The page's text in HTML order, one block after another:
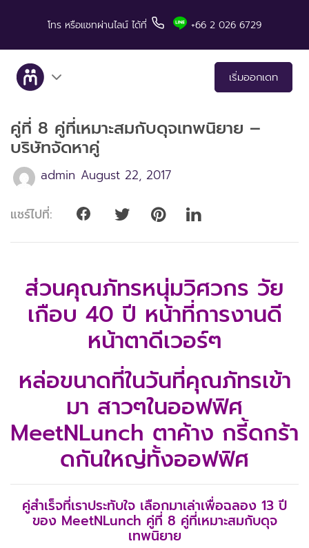
โทร หรือแชทผ่านไลน์ ได้ที่ +66 2 026 6729
เริ่มออกเดท
เกี่ยวกับเรา
บริการ
มีทแอนด์ลันช์ในสื่อต่างๆ
เคล็ดลับสำหรับการเดท
แอพมือถือ
คู่ที่ 8 คู่ที่เหมาะสมกับดุจเทพนิยาย –
บริษัทจัดหาคู่
admin August 22, 2017
แชร์ไปที่:
ส่วนคุณภัทรหนุ่มวิศวกร วัย
เกือบ 40 ปี หน้าที่การงานดี
หน้าตาดีเวอร์ๆ
หล่อขนาดที่ในวันที่คุณภัทรเข้า
มา สาวๆในออฟฟิศ
MeetNLunch ตาค้าง กรี้ดกร้า
ดกันใหญ่ทั้งออฟฟิศ
คู่สำเร็จที่เราประทับใจ เลือกมาเล่าเพื่อฉลอง 13 ปี
ของ MeetNLunch คู่ที่ 8 คู่ที่เหมาะสมกับดุจ
เทพนิยาย